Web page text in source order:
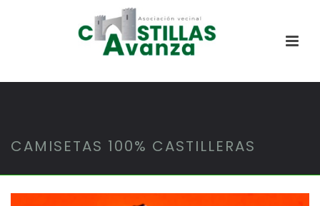
CAMISETAS 100% CASTILLERAS